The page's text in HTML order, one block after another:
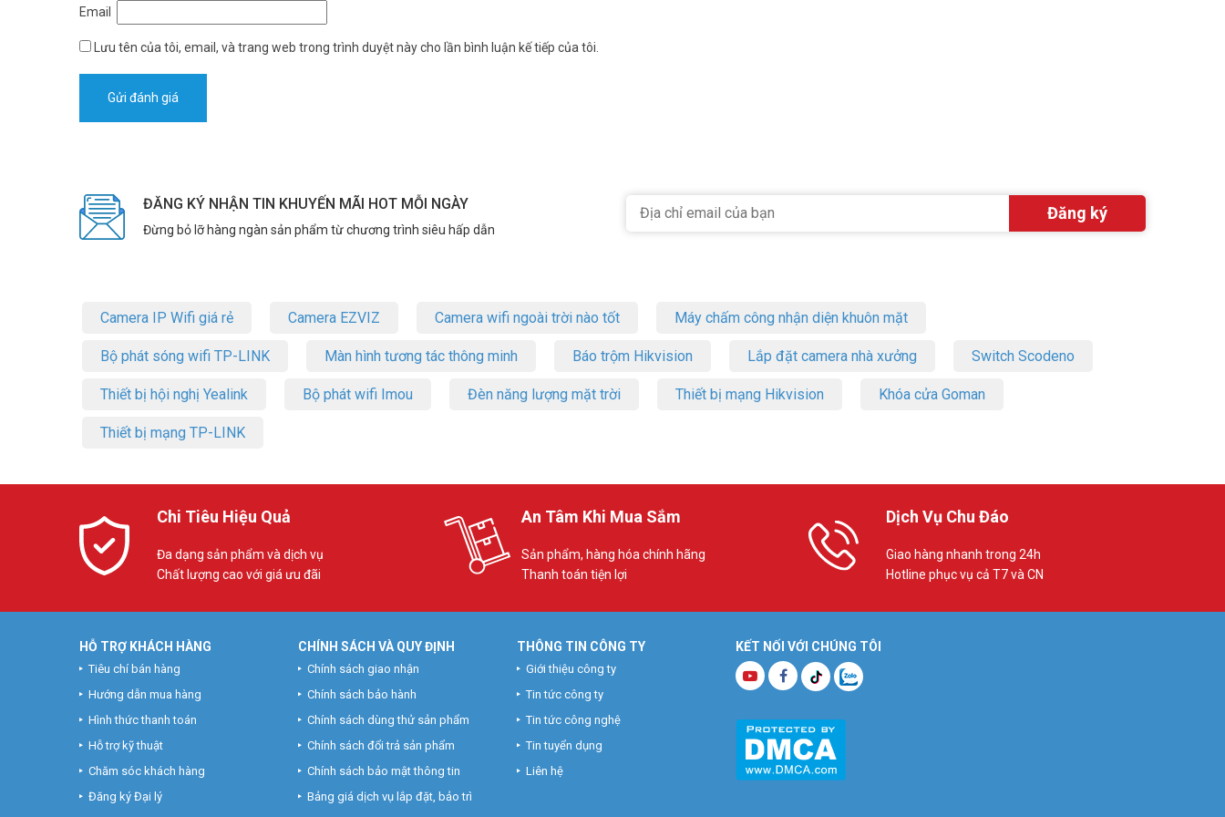
Email
Lưu tên của tôi, email, và trang web trong trình duyệt này cho lần bình luận kế tiếp của tôi.
ĐĂNG KÝ NHẬN TIN KHUYẾN MÃI HOT MỖI NGÀY
Đừng bỏ lỡ hàng ngàn sản phẩm từ chương trình siêu hấp dẫn
Camera IP Wifi giá rẻ Camera EZVIZ Camera wifi ngoài trời nào tốt Máy chấm công nhận diện khuôn mặt
Bộ phát sóng wifi TP-LINK Màn hình tương tác thông minh Báo trộm Hikvision Lắp đặt camera nhà xưởng Switch Scodeno
Thiết bị hội nghị Yealink Bộ phát wifi Imou Đèn năng lượng mặt trời Thiết bị mạng Hikvision Khóa cửa Goman
Thiết bị mạng TP-LINK
Chi Tiêu Hiệu Quả
Đa dạng sản phẩm và dịch vụ
Chất lượng cao với giá ưu đãi
An Tâm Khi Mua Sắm
Sản phẩm, hàng hóa chính hãng
Thanh toán tiện lợi
Dịch Vụ Chu Đáo
Giao hàng nhanh trong 24h
Hotline phục vụ cả T7 và CN
KẾT NỐI VỚI CHÚNG TÔI
HỖ TRỢ KHÁCH HÀNG
Tiêu chí bán hàng
Hướng dẫn mua hàng
Hình thức thanh toán
Hỗ trợ kỹ thuật
Chăm sóc khách hàng
Đăng ký Đại lý
CHÍNH SÁCH VÀ QUY ĐỊNH
Chính sách giao nhận
Chính sách bảo hành
Chính sách dùng thử sản phẩm
Chính sách đổi trả sản phẩm
Chính sách bảo mật thông tin
Bảng giá dịch vụ lắp đặt, bảo trì
THÔNG TIN CÔNG TY
Giới thiệu công ty
Tin tức công ty
Tin tức công nghệ
Tin tuyển dụng
Liên hệ